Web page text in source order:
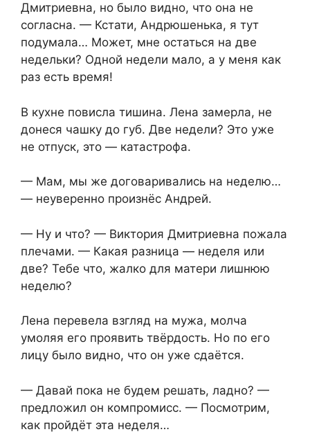
Дмитриевна, но было видно, что она не
согласна. — Кстати, Андрюшенька, я тут
подумала… Может, мне остаться на две
недельки? Одной недели мало, а у меня как
раз есть время!
В кухне повисла тишина. Лена замерла, не
донеся чашку до губ. Две недели? Это уже
не отпуск, это — катастрофа.
— Мам, мы же договаривались на неделю…
— неуверенно произнёс Андрей.
— Ну и что? — Виктория Дмитриевна пожала
плечами. — Какая разница — неделя или
две? Тебе что, жалко для матери лишнюю
неделю?
Лена перевела взгляд на мужа, молча
умоляя его проявить твёрдость. Но по его
лицу было видно, что он уже сдаётся.
— Давай пока не будем решать, ладно? —
предложил он компромисс. — Посмотрим,
как пройдёт эта неделя…